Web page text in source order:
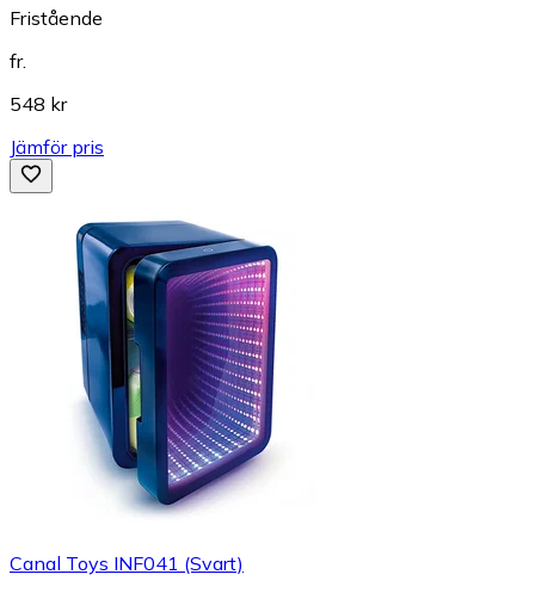
Fristående
fr.
548 kr
Jämför pris
Canal Toys INF041 (Svart)